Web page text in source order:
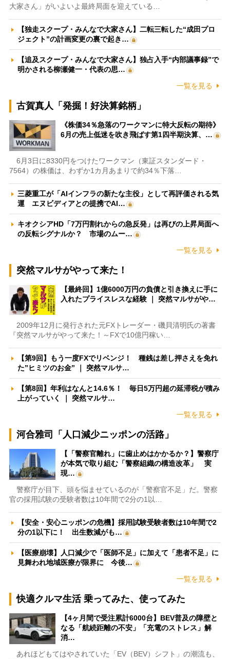
大家さん」がいよいよ最終局面を迎えている…
【独走スクープ・みんなで大家さん】二転三転した“成田プロ
ジェクト”の計画変更の裏で起き…
【追及スクープ・みんなで大家さん】独占入手“内部議事録”で
明かされる柳瀬健一・代表の思…
一覧を見る
古賀真人「発掘！好決算銘柄」
《株価34％急落のワークマンに特大反転の期待》
6月の売上低迷を吹き飛ばす第1四半期決算、…
6月3日に8330円をつけたワークマン（東証スタンダード・
7564）の株価は、わずか1カ月あまりで約34％下落…
三菱重工が「AIインフラの新たな主役」として再評価される気
運 エヌビディアとの提携でAI…
キオクシアHD「7万円割れからの急反発」は再びの上昇局面へ
の反転シグナルか？ 市場のムー…
一覧を見る
突然マルサがやって来た！
【最終回】1億6000万円の負債と引き換えに手に
入れたプライスレスな経験 ｜ 突然マルサがや…
2009年12月に発行された元FXトレーダー・磯貝清明氏の著書
『突然マルサがやって来た！～FXで10億円稼い…
【第9回】もう一度FXでリベンジ！ 種銭は差し押さえを免れ
た”ヒミツのお金” ｜ 突然マルサ…
【第8回】年利はなんと14.6％！ 毎日5万円超の延滞税が積み
上がっていく ｜ 突然マルサ…
一覧を見る
河合雅司「人口減少ニッポンの活路」
【「警察官離れ」に歯止めはかかるか？】警察庁
が本気で取り組む「警察組織の構造改革」 実
現…
警察庁が目下、頭を悩ませているのが「警察官不足」だ。警察
官の採用試験の受験者数は10年間で2分の1以…
【安全・安心ニッポンの危機】採用試験受験者数は10年間で2
分の1以下に！ 出生数減がも…
【医療崩壊】人口減少で「医師不足」に加えて「患者不足」に
見舞われ地域医療が限界に 今後…
一覧を見る
快適クルマ生活 乗ってみた、使ってみた
【4ヶ月間で受注累計6000台】BEV普及の障壁と
なる「航続距離の不安」「充電のストレス」解
消…
あれほどもてはやされていた「EV（BEV）シフト」の潮流も、